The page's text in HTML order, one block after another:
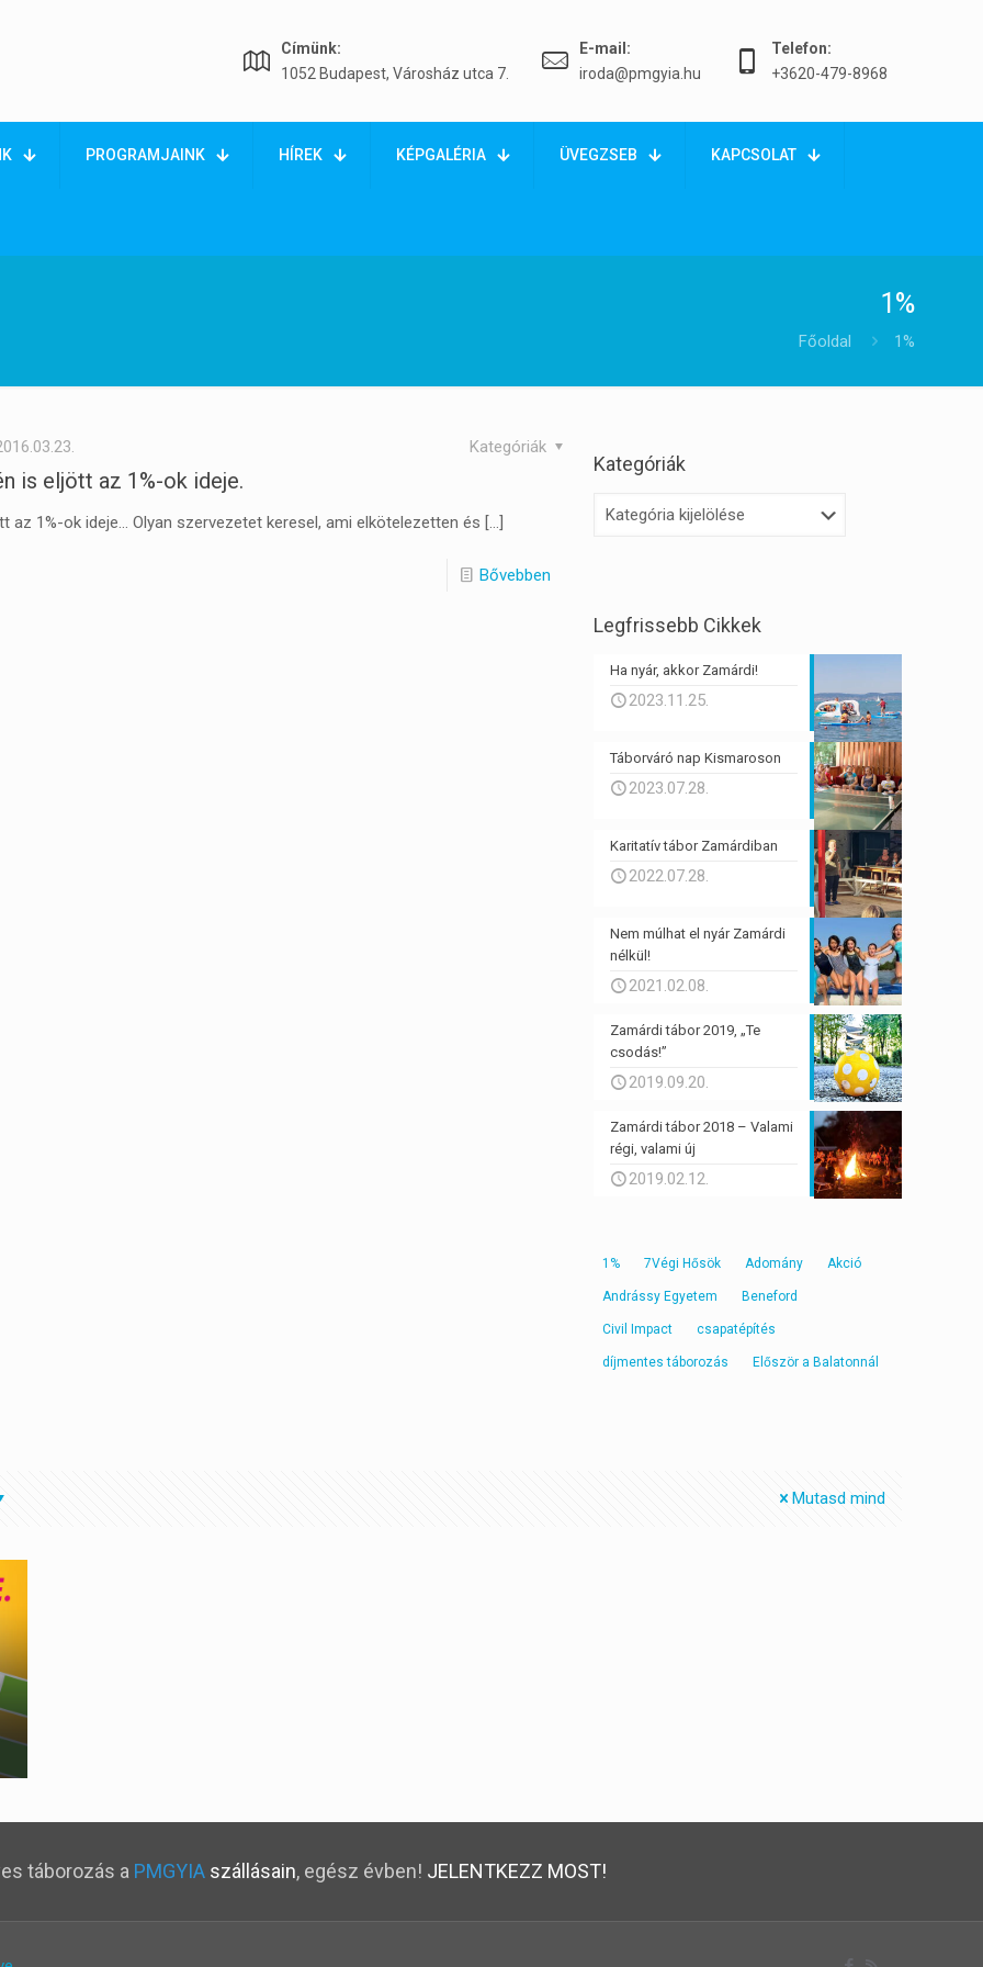
Címünk:
1052 Budapest, Városház utca 7.
E-mail:
iroda@pmgyia.hu
Telefon:
+3620-479-8968
PROGRAMJAINK HÍREK KÉPGALÉRIA ÜVEGZSEB KAPCSOLAT
1%
Főoldal 1%
Kategóriák
is eljött az 1%-ok ideje.
az 1%-ok ideje… Olyan szervezetet keresel, ami elkötelezetten és […]
Bővebben
Kategóriák
Legfrissebb Cikkek
Ha nyár, akkor Zamárdi!
2023.11.25.
Táborváró nap Kismaroson
2023.07.28.
Karitatív tábor Zamárdiban
2022.07.28.
Nem múlhat el nyár Zamárdi
nélkül!
2021.02.08.
Zamárdi tábor 2019, „Te
csodás!”
2019.09.20.
Zamárdi tábor 2018 – Valami
régi, valami új
2019.02.12.
1% 7Végi Hősök Adomány Akció
Andrássy Egyetem Beneford
Civil Impact csapatépítés
díjmentes táborozás Először a Balatonnál
Mutasd mind
táborozás a PMGYIAszállásain, egész évben! JELENTKEZZ MOST!